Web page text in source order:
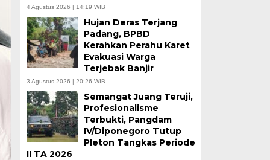
4 Agustus 2026 | 14:19 WIB
Hujan Deras Terjang
Padang, BPBD
Kerahkan Perahu Karet
Evakuasi Warga
Terjebak Banjir
3 Agustus 2026 | 20:26 WIB
Semangat Juang Teruji,
Profesionalisme
Terbukti, Pangdam
IV/Diponegoro Tutup
Pleton Tangkas Periode
II TA 2026